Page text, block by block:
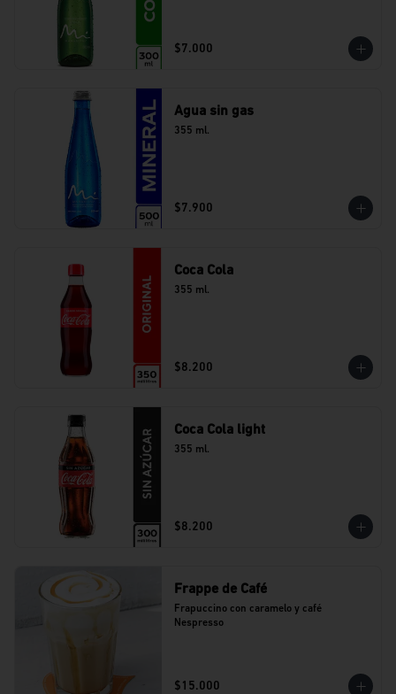
$7.000
Agua sin gas
355 ml.
$7.900
Coca Cola
355 ml.
$8.200
Coca Cola light
355 ml.
$8.200
Frappe de Café
Frapuccino con caramelo y café
Nespresso
$15.000